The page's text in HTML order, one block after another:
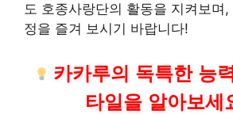
도 호종사랑단의 활동을 지켜보며,
정을 즐겨 보시기 바랍니다!
카카루의 독특한 능
타일을 알아보세